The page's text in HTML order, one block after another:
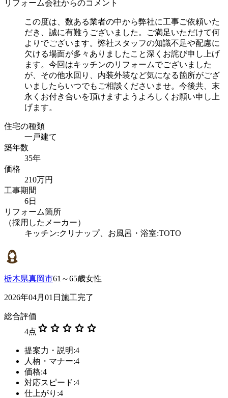
リフォーム会社からのコメント
この度は、数ある業者の中から弊社に工事ご依頼いた
だき、誠に有難うございました。ご満足いただけて何
よりでございます。弊社スタッフの知識不足や配慮に
欠ける場面が多々ありましたこと深くお詫び申し上げ
ます。今回はキッチンのリフォームでございました
が、その他水回り、内装外装など気になる箇所がござ
いましたらいつでもご相談くださいませ。今後共、末
永くお付き合いを頂けますようよろしくお願い申し上
げます。
住宅の種類
一戸建て
築年数
35年
価格
210万円
工事期間
6日
リフォーム箇所
（採用したメーカー）
キッチン:クリナップ、お風呂・浴室:TOTO
栃木県真岡市61～65歳女性
2026年04月01日施工完了
総合評価
4点 star star star star star
提案力・説明:4
人柄・マナー:4
価格:4
対応スピード:4
仕上がり:4